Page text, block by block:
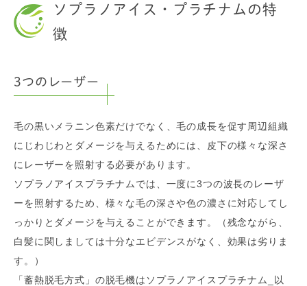
ソプラノアイス・プラチナムの特
徴
3つのレーザー
毛の黒いメラニン色素だけでなく、毛の成長を促す周辺組織
にじわじわとダメージを与えるためには、皮下の様々な深さ
にレーザーを照射する必要があります。
ソプラノアイスプラチナムでは、一度に3つの波長のレーザ
ーを照射するため、様々な毛の深さや色の濃さに対応してし
っかりとダメージを与えることができます。（残念ながら、
白髪に関しましては十分なエビデンスがなく、効果は劣りま
す。）
「蓄熱脱毛方式」の脱毛機はソプラノアイスプラチナム_以